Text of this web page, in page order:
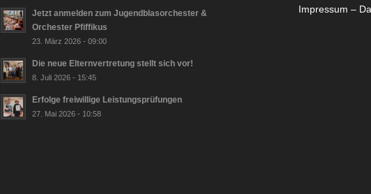
Jetzt anmelden zum Jugendblasorchester &
Orchester Pfiffikus
23. März 2026 - 09:00
Die neue Elternvertretung stellt sich vor!
8. Juli 2026 - 15:45
Erfolge freiwillige Leistungsprüfungen
27. Mai 2026 - 10:58
Impres­sum –